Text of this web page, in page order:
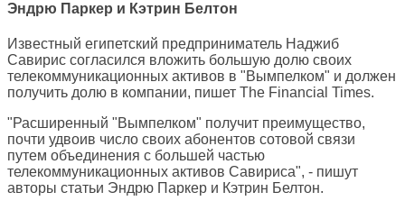
Эндрю Паркер и Кэтрин Белтон
Известный египетский предприниматель Наджиб
Савирис согласился вложить большую долю своих
телекоммуникационных активов в "Вымпелком" и должен
получить долю в компании, пишет The Financial Times.
"Расширенный "Вымпелком" получит преимущество,
почти удвоив число своих абонентов сотовой связи
путем объединения с большей частью
телекоммуникационных активов Савириса", - пишут
авторы статьи Эндрю Паркер и Кэтрин Белтон.